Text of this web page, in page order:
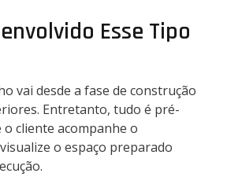
Esse Tipo
vai desde a fase de construção
Entretanto, tudo é pré-
cliente acompanhe o
o espaço preparado